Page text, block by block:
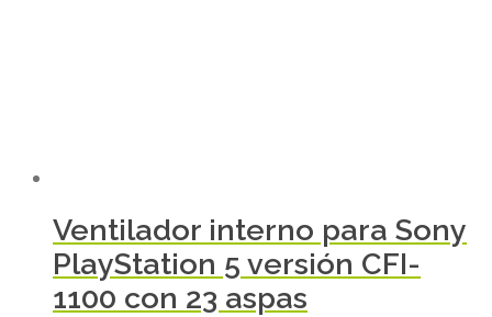
Ventilador interno para Sony
PlayStation 5 versión CFI-
1100 con 23 aspas